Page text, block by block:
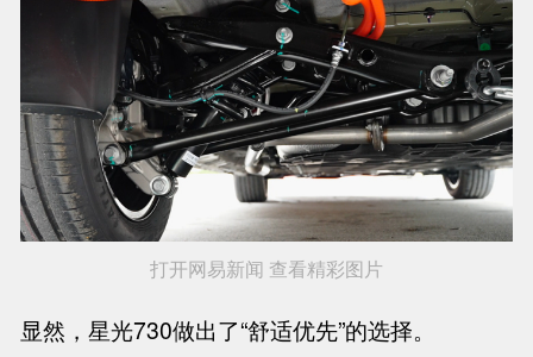
打开网易新闻 查看精彩图片
显然，星光730做出了“舒适优先”的选择。